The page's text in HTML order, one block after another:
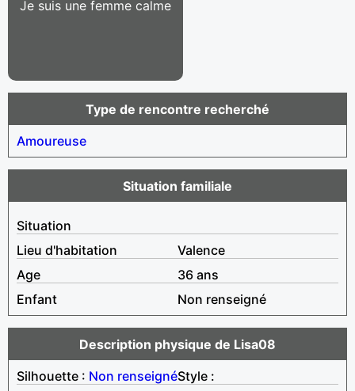
Je suis une femme calme
Type de rencontre recherché
Amoureuse
Situation familiale
Situation
Lieu d'habitation
Valence
Age
36 ans
Enfant
Non renseigné
Description physique de Lisa08
Silhouette : Non renseignéStyle :